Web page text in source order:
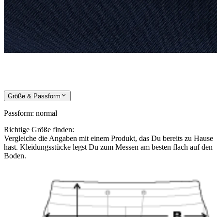
Größe & Passform
Passform: normal
Richtige Größe finden:
Vergleiche die Angaben mit einem Produkt, das Du bereits zu Hause
hast. Kleidungsstücke legst Du zum Messen am besten flach auf den
Boden.